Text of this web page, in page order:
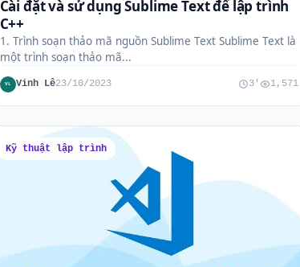
Cài đặt và sử dụng Sublime Text để lập trình
C++
1. Trình soạn thảo mã nguồn Sublime Text Sublime Text là
một trình soạn thảo mã...
VL Vinh Lê23/10/2023 3' 1,571
Kỹ thuật lập trình